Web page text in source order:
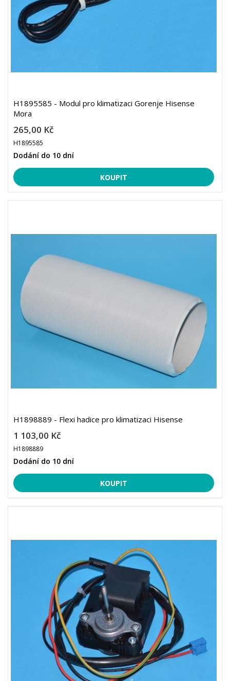
H1895585 - Modul pro klimatizaci Gorenje Hisense
Mora
265,00 Kč
H1895585
Dodání do 10 dní
H1898889 - Flexi hadice pro klimatizaci Hisense
1 103,00 Kč
H1898889
Dodání do 10 dní